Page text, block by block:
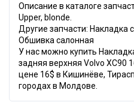
Описание в каталоге
Upper, blonde.
Другие запчасти: Накладка
Обшивка салонная
У нас можно купить
задняя верхняя Volvo XC90
цене 16$ в Кишинёве,
городах в Молдове.